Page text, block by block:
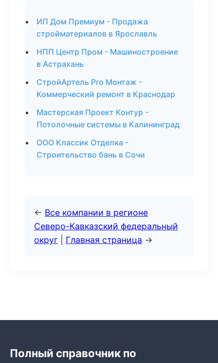
ИП Дом Премиум - Продажа
стройматериалов в Ярославль
НПП Центр Пром - Машиностроение
в Астрахань
СтройАртель Pro Монтаж -
Коммерческий ремонт в Краснодар
Мастерская Проект Контур -
Потолочные системы в Калининград
ООО Классик Отделка -
Строительство бань в Сочи
← Все компании в регионе
Северо-Кавказский федеральный
округ
Главная страница →
Полный справочник по